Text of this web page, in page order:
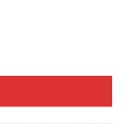
số lượng